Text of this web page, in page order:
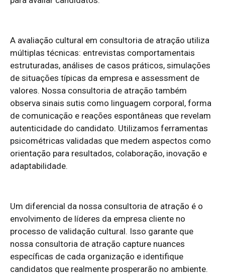
A avaliação cultural em consultoria de atração utiliza
múltiplas técnicas: entrevistas comportamentais
estruturadas, análises de casos práticos, simulações
de situações típicas da empresa e assessment de
valores. Nossa consultoria de atração também
observa sinais sutis como linguagem corporal, forma
de comunicação e reações espontâneas que revelam
autenticidade do candidato. Utilizamos ferramentas
psicométricas validadas que medem aspectos como
orientação para resultados, colaboração, inovação e
adaptabilidade.
Um diferencial da nossa consultoria de atração é o
envolvimento de líderes da empresa cliente no
processo de validação cultural. Isso garante que
nossa consultoria de atração capture nuances
específicas de cada organização e identifique
candidatos que realmente prosperarão no ambiente.